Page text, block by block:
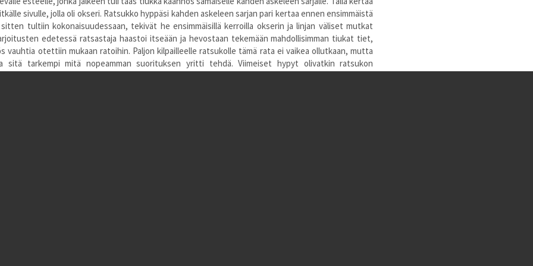
Weldon - 150cm -1/30
Trakehners - 150cm -3/30
- 140cm -5/30
Weldon - 150cm -1/30
Trakehners - 150cm -5/30
Trakehners - 150cm -1/30
sivulle, jolla oli okseri. Ratsukko hyppäsi kahden askeleen sarjan pari kertaa ennen ensimmäistä
tultiin kokonaisuudessaan, tekivät he ensimmäisillä kerroilla okserin ja linjan väliset mutkat
edetessä ratsastaja haastoi itseään ja hevostaan tekemään mahdollisimman tiukat tiet,
vauhtia otettiin mukaan ratoihin. Paljon kilpailleelle ratsukolle tämä rata ei vaikea ollutkaan, mutta
sitä tarkempi mitä nopeamman suorituksen yritti tehdä. Viimeiset hypyt olivatkin ratsukon